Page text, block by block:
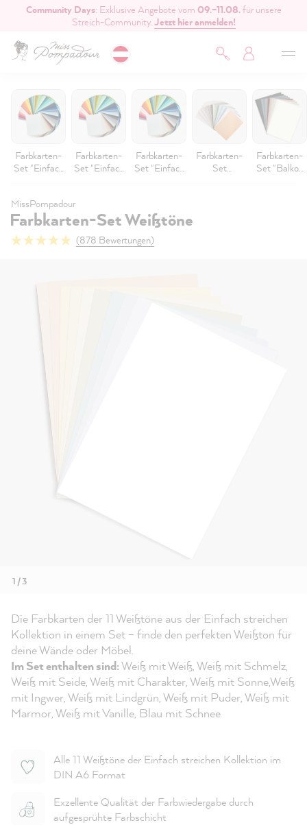
springen
Community Days: Exklusive Angebote vom 09.–11.08.für unsere
Streich-Community.Jetzt hier anmelden!
Farbkarten-
Set "Einfach
Farbkarten-
Set "Einfach
Farbkarten-
Set "Einfach
Farbkarten-
Set
Farbkarten-
Set "Balkon
MissPompadour
Farbkarten-Set Weißtöne
(878 Bewertungen)
1 / 3
Die Farbkarten der 11 Weißtöne aus der Einfach streichen
Kollektion in einem Set – finde den perfekten Weißton für
deine Wände oder Möbel.
Im Set enthalten sind:Weiß mit Weiß, Weiß mit Schmelz,
Weiß mit Seide, Weiß mit Charakter, Weiß mit Sonne,Weiß
mit Ingwer, Weiß mit Lindgrün, Weiß mit Puder, Weiß mit
Marmor, Weiß mit Vanille, Blau mit Schnee
Alle 11 Weißtöne der Einfach streichen Kollektion im
DIN A6 Format
Exzellente Qualität der Farbwiedergabe durch
aufgesprühte Farbschicht